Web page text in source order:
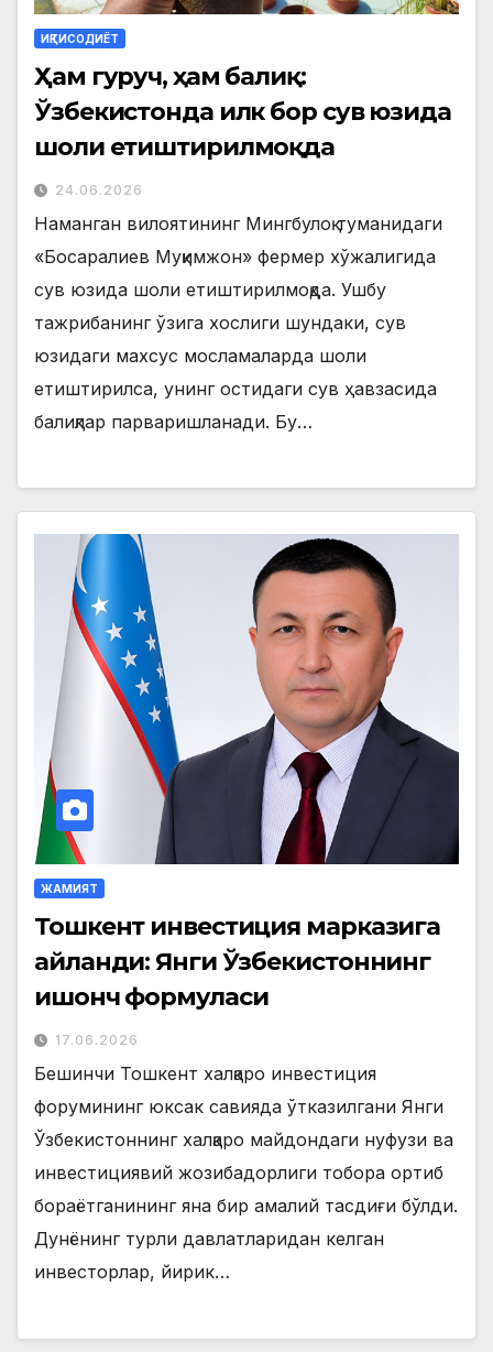
ИҚТИСОДИЁТ
Ҳам гуруч, ҳам балиқ:
Ўзбекистонда илк бор сув юзида
шоли етиштирилмоқда
24.06.2026
Наманган вилоятининг Мингбулоқ туманидаги
«Босаралиев Муқимжон» фермер хўжалигида
сув юзида шоли етиштирилмоқда. Ушбу
тажрибанинг ўзига хослиги шундаки, сув
юзидаги махсус мосламаларда шоли
етиштирилса, унинг остидаги сув ҳавзасида
балиқлар парваришланади. Бу…
ЖАМИЯТ
Тошкент инвестиция марказига
айланди: Янги Ўзбекистоннинг
ишонч формуласи
17.06.2026
Бешинчи Тошкент халқаро инвестиция
форумининг юксак савияда ўтказилгани Янги
Ўзбекистоннинг халқаро майдондаги нуфузи ва
инвестициявий жозибадорлиги тобора ортиб
бораётганининг яна бир амалий тасдиғи бўлди.
Дунёнинг турли давлатларидан келган
инвесторлар, йирик…